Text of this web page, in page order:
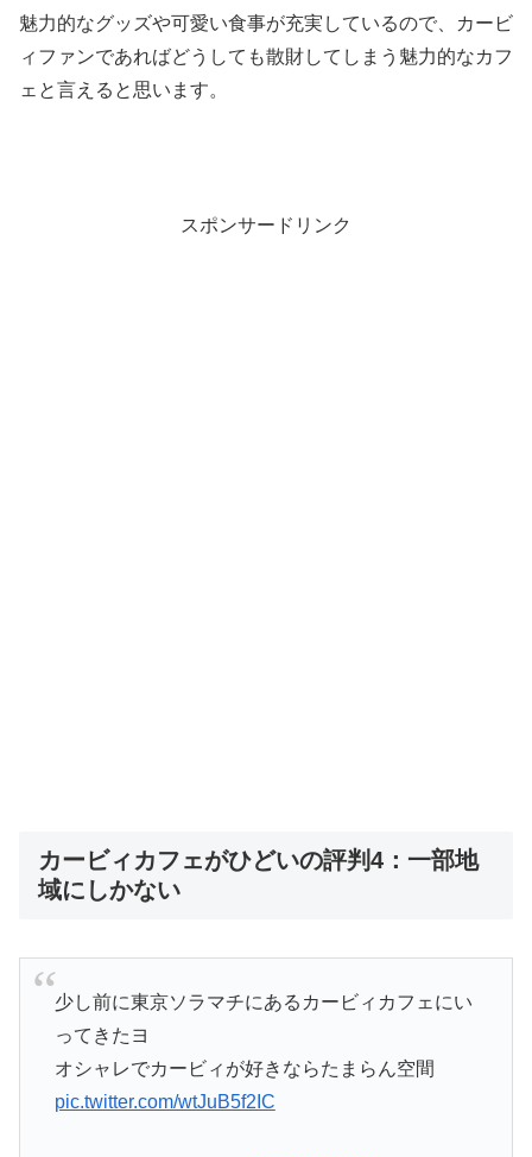
魅力的なグッズや可愛い食事が充実しているので、カービ
ィファンであればどうしても散財してしまう魅力的なカフ
ェと言えると思います。
スポンサードリンク
カービィカフェがひどいの評判4：一部地
域にしかない
少し前に東京ソラマチにあるカービィカフェにい
ってきたヨ
オシャレでカービィが好きならたまらん空間
pic.twitter.com/wtJuB5f2IC